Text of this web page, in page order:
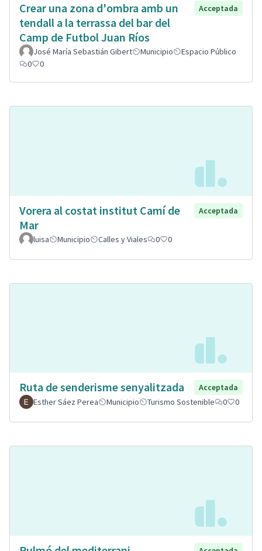
Crear una zona d'ombra amb un
tendall a la terrassa del bar del
Camp de Futbol Juan Ríos
Acceptada
José María Sebastián Gibert Municipio
Espacio Público
0
0
Vorera al costat institut Camí de
Mar
Acceptada
luisa Municipio Calles y Viales 0 0
Ruta de senderisme senyalitzada
Acceptada
Esther Sáez Perea
Municipio Turismo Sostenible 0 0